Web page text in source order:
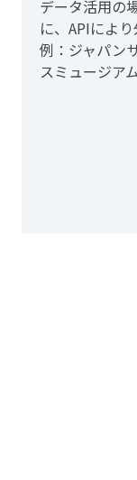
データ活用の
に、APIによ
例：ジャパン
スミュージア